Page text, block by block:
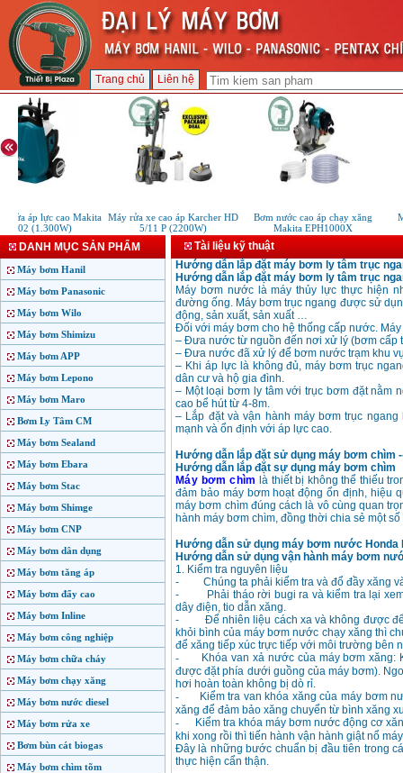
Trang chủ Liên hệ
rửa áp lực cao Makita
(1.300W)
Máy rửa xe cao áp Karcher HD
5/11 P (2200W)
Bơm nước cao áp chạy xăng
Makita EPH1000X
DANH MỤC SẢN PHẨM
Máy bơm Hanil
Máy bơm Panasonic
Máy bơm Wilo
Máy bơm Shimizu
Máy bơm APP
Máy bơm Lepono
Máy bơm Maro
Bơm Ly Tâm CM
Máy bơm Sealand
Máy bơm Ebara
Máy bơm Stac
Máy bơm Shimge
Máy bơm CNP
Máy bơm dân dụng
Máy bơm tăng áp
Máy bơm đẩy cao
Máy bơm Inline
Máy bơm công nghiệp
Máy bơm chữa cháy
Máy bơm chạy xăng
Máy bơm nước diesel
Máy bơm rửa xe
Bơm bùn cát biogas
Máy bơm chìm tõm
Tài liệu kỹ thuật
Hướng dẫn lắp đặt máy bơm ly tâm trục
Hướng dẫn lắp đặt máy bơm ly tâm trục
Máy bơm nước là máy thủy lực thực hiện
đường ống. Máy bơm trục ngang được sử
động, sản xuất, sản xuất …
Đối với máy bơm cho hệ thống cấp nước.
– Đưa nước từ nguồn đến nơi xử lý (bơm cấp
– Đưa nước đã xử lý để bơm nước trạm khu
– Khi áp lực là không đủ, máy bơm trục
dân cư và hộ gia đình.
– Một loại bơm ly tâm với trục bơm đặt nằm
cao bể hút từ 4-8m.
– Lắp đặt và vận hành máy bơm trục
mạnh và ổn định với áp lực cao.
Hướng dẫn lắp đặt sử dụng máy bơm chìm
Hướng dẫn lắp đặt sự dụng máy bơm chìm
Máy bơm chìm là thiết bị không thể thiếu
đảm bảo máy bơm hoạt động ổn định, hiệu
máy bơm chìm đúng cách là vô cùng quan
hành máy bơm chìm, đồng thời chia sẻ một
Hướng dẫn sử dụng máy bơm nước Honda
Hướng dẫn sử dụng vận hành máy bơm
1. Kiểm tra nguyên liệu
- Chúng ta phải kiểm tra và đổ đầy xăng
- Phải tháo rời bugi ra và kiểm tra lại xem
dây điện, tio dẫn xăng.
- Để nhiên liệu cách xa và không được để
khỏi bình của máy bơm nước chạy xăng thì
để xăng tiếp xúc trực tiếp với môi trường bên
-
Khóa van xả nước của máy bơm xăng:
được đặt phía dưới guồng của máy bơm).
hơi hoàn toàn không bị dò rỉ.
-
Kiểm tra van khóa xăng của máy bơm
xăng để đảm bảo xăng chuyển từ bình xăng
-
Kiểm tra khóa máy bơm nước động cơ
khi xong rồi thì tiến hành vận hành giật nổ
Đây là những bước chuẩn bị đầu tiên trong
thực hiện cẩn thận.